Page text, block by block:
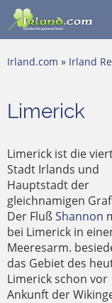
Irland.com » Irland
Limerick
Limerick ist die
Stadt Irlands und
Hauptstadt der
gleichnamigen
Der FlußShannon
bei Limerick in
Meeresarm.
das Gebiet des
Limerick schon vor
Ankunft der